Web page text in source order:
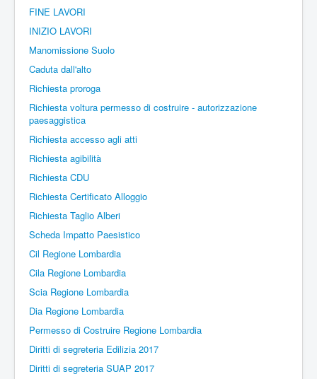
FINE LAVORI
INIZIO LAVORI
Manomissione Suolo
Caduta dall'alto
Richiesta proroga
Richiesta voltura permesso di costruire - autorizzazione
paesaggistica
Richiesta accesso agli atti
Richiesta agibilità
Richiesta CDU
Richiesta Certificato Alloggio
Richiesta Taglio Alberi
Scheda Impatto Paesistico
Cil Regione Lombardia
Cila Regione Lombardia
Scia Regione Lombardia
Dia Regione Lombardia
Permesso di Costruire Regione Lombardia
Diritti di segreteria Edilizia 2017
Diritti di segreteria SUAP 2017